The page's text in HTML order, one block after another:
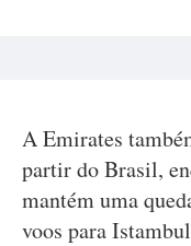
A Emirates
partir do Brasil,
mantém uma
voos para